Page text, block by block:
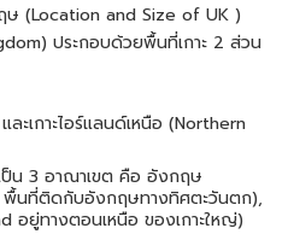
ษ (Location and Size of UK )
ประกอบด้วยพื้นที่เกาะ 2 ส่วน
ะเกาะไอร์แลนด์เหนือ (Northern
น 3 อาณาเขต คือ อังกฤษ
พื้นที่ติดกับอังกฤษทางทิศตะวันตก),
อยู่ทางตอนเหนือ ของเกาะใหญ่)